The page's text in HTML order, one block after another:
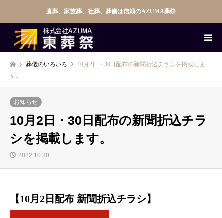
直葬、家族葬、社葬、葬儀は信頼のAZUMA葬祭
葬儀のいろいろ
10月2日・30日配布の新聞折込チラシを掲載しま
す。
お知らせ
10月2日・30日配布の新聞折込チラ
シを掲載します。
2022.10.30
【10月2日配布 新聞折込チラシ】